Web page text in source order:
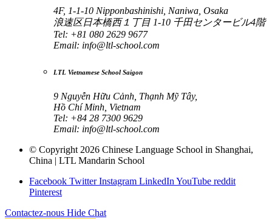
4F, 1-1-10 Nipponbashinishi, Naniwa, Osaka
浪速区日本橋西１丁目 1-10 千田センタービル4階
Tel: +81 080 2629 9677
Email: info@ltl-school.com
LTL Vietnamese School Saigon
9 Nguyễn Hữu Cảnh, Thạnh Mỹ Tây,
Hồ Chí Minh, Vietnam
Tel: +84 28 7300 9629
Email: info@ltl-school.com
© Copyright 2026 Chinese Language School in Shanghai,
China | LTL Mandarin School
Facebook TwitterInstagram LinkedIn YouTube reddit
Pinterest
Contactez-nous Hide Chat